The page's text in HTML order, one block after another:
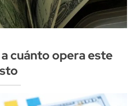
cuánto opera este